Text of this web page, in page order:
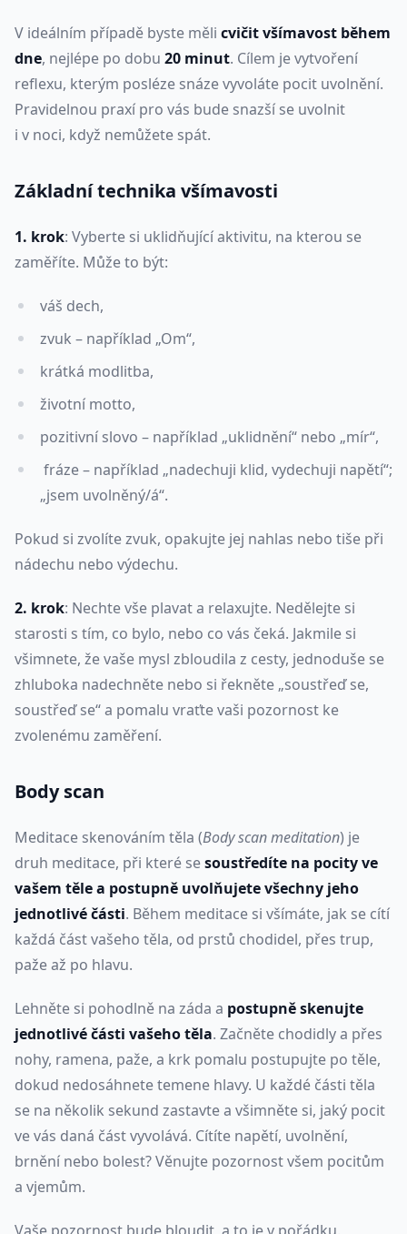
V ideálním případě byste měli cvičit všímavost během
dne, nejlépe po dobu 20 minut. Cílem je vytvoření
reflexu, kterým posléze snáze vyvoláte pocit uvolnění.
Pravidelnou praxí pro vás bude snazší se uvolnit
i v noci, když nemůžete spát.
Základní technika všímavosti
1. krok: Vyberte si uklidňující aktivitu, na kterou se
zaměříte. Může to být:
váš dech,
zvuk – například „Om“,
krátká modlitba,
životní motto,
pozitivní slovo – například „uklidnění“ nebo „mír“,
fráze – například „nadechuji klid, vydechuji napětí“;
„jsem uvolněný/á“.
Pokud si zvolíte zvuk, opakujte jej nahlas nebo tiše při
nádechu nebo výdechu.
2. krok: Nechte vše plavat a relaxujte. Nedělejte si
starosti s tím, co bylo, nebo co vás čeká. Jakmile si
všimnete, že vaše mysl zbloudila z cesty, jednoduše se
zhluboka nadechněte nebo si řekněte „soustřeď se,
soustřeď se“ a pomalu vraťte vaši pozornost ke
zvolenému zaměření.
Body scan
Meditace skenováním těla (Body scan meditation) je
druh meditace, při které sesoustředíte na pocity ve
vašem těle a postupně uvolňujete všechny jeho
jednotlivé části. Během meditace si všímáte, jak se cítí
každá část vašeho těla, od prstů chodidel, přes trup,
paže až po hlavu.
Lehněte si pohodlně na záda a postupně skenujte
jednotlivé části vašeho těla. Začněte chodidly a přes
nohy, ramena, paže, a krk pomalu postupujte po těle,
dokud nedosáhnete temene hlavy. U každé části těla
se na několik sekund zastavte a všimněte si, jaký pocit
ve vás daná část vyvolává. Cítíte napětí, uvolnění,
brnění nebo bolest? Věnujte pozornost všem pocitům
a vjemům.
Vaše pozornost bude bloudit, a to je v pořádku.